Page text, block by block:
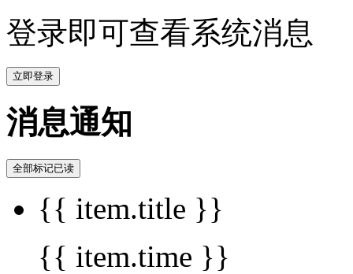
登录即可查看系统消息
立即登录
消息通知
全部标记已读
{{ item.title }}
{{ item.time }}